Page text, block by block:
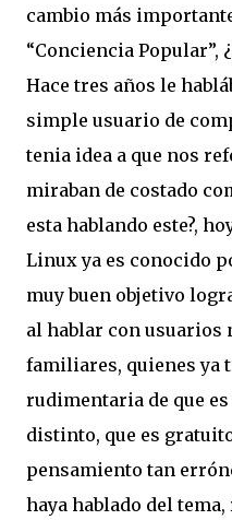
cambio más
“Conciencia Popular”,
Hace tres años le
simple usuario de
tenia idea a que nos
miraban de costado
esta hablando este?,
Linux ya es conocido
muy buen objetivo
al hablar con usuarios
familiares, quienes ya
rudimentaria de que
distinto, que es
pensamiento tan
haya hablado del